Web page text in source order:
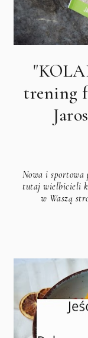
trening
Nowa i sportowa
tutaj wielbicieli
w Waszą